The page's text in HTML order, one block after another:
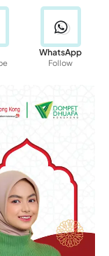
WhatsApp
Follow